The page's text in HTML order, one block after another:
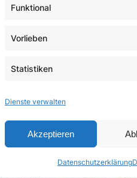
Funktional
Vorlieben
Statistiken
Dienste verwalten
Akzeptieren
Datenschutzerklärung